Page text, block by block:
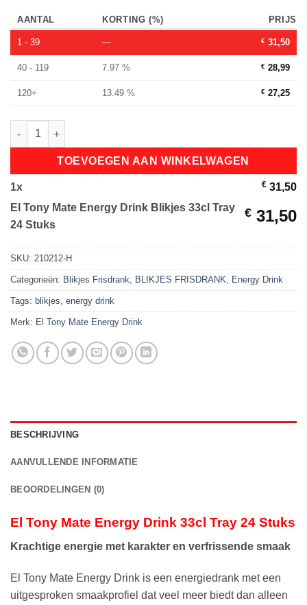
AANTAL KORTING (%) PRIJS
1 - 39 — € 31,50
40 - 119 7.97 % € 28,99
120+ 13.49 % € 27,25
El Tony Mate Energy Drink Blikjes 33cl Tray 24 Stuks aantal
TOEVOEGEN AAN WINKELWAGEN
1x € 31,50
El Tony Mate Energy Drink Blikjes 33cl Tray
24 Stuks
€ 31,50
SKU: 210212-H
Categorieën: Blikjes Frisdrank, BLIKJES FRISDRANK, Energy Drink
Tags: blikjes, energy drink
Merk: El Tony Mate Energy Drink
BESCHRIJVING
AANVULLENDE INFORMATIE
BEOORDELINGEN (0)
El Tony Mate Energy Drink 33cl Tray 24 Stuks
Krachtige energie met karakter en verfrissende smaak
El Tony Mate Energy Drink is een energie­drank met een
uitgesproken smaakprofiel dat veel meer biedt dan alleen